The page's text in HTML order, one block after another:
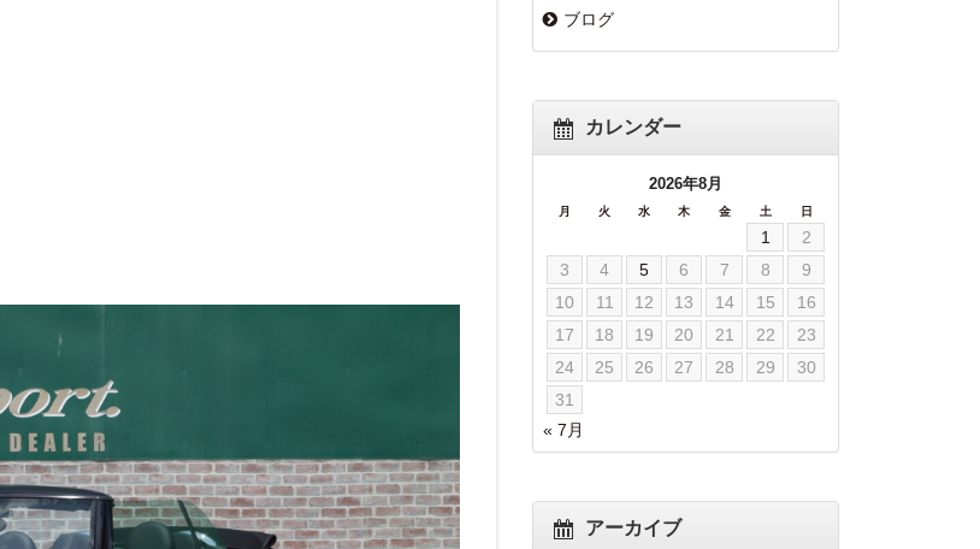
ブログ
カレンダー
2026年8月
月 火 水 木 金 土 日
1
2
3
4 5 6 7 8
9
10
11 12 13 14 15
16
17
18 19 20 21 22
23
24
25 26 27 28 29
30
31
« 7月
アーカイブ